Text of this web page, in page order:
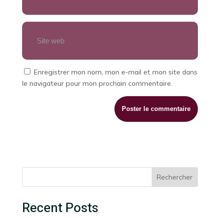
Enregistrer mon nom, mon e-mail et mon site dans
le navigateur pour mon prochain commentaire.
Rechercher
Recent Posts